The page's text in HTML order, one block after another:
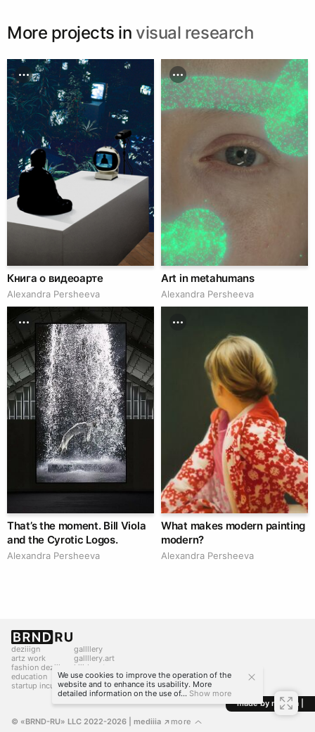
More projects in visual research
Книга о видеоарте
Alexandra Persheeva
Art in metahumans
Alexandra Persheeva
That’s the moment. Bill Viola
and the Cyrotic Logos.
Alexandra Persheeva
What makes modern painting
modern?
Alexandra Persheeva
deziiign
artz work
fashion deziiign
education
startup incubator
gallllery
gallllery.art
kiiids.art
made by mediiia |
© «BRND-RU» LLC 2022-2026 | mediiia ↗ more
We use cookies to improve the operation of the
website and to enhance its usability. More
detailed information on the use of... Show more